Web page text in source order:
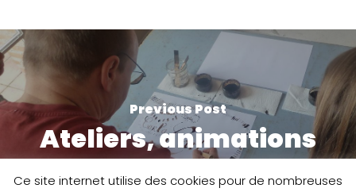
Previous Post
Ateliers, animations
Ce site internet utilise des cookies pour de nombreuses